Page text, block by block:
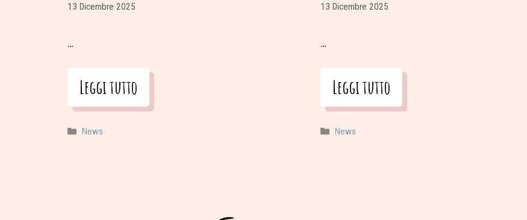
13 Dicembre 2025
…
Leggi tutto
Categorie
News
13 Dicembre 2025
…
Leggi tutto
Categorie
News